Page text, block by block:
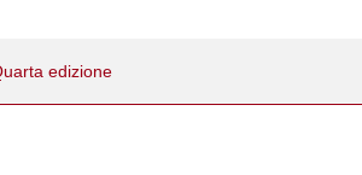
edizione